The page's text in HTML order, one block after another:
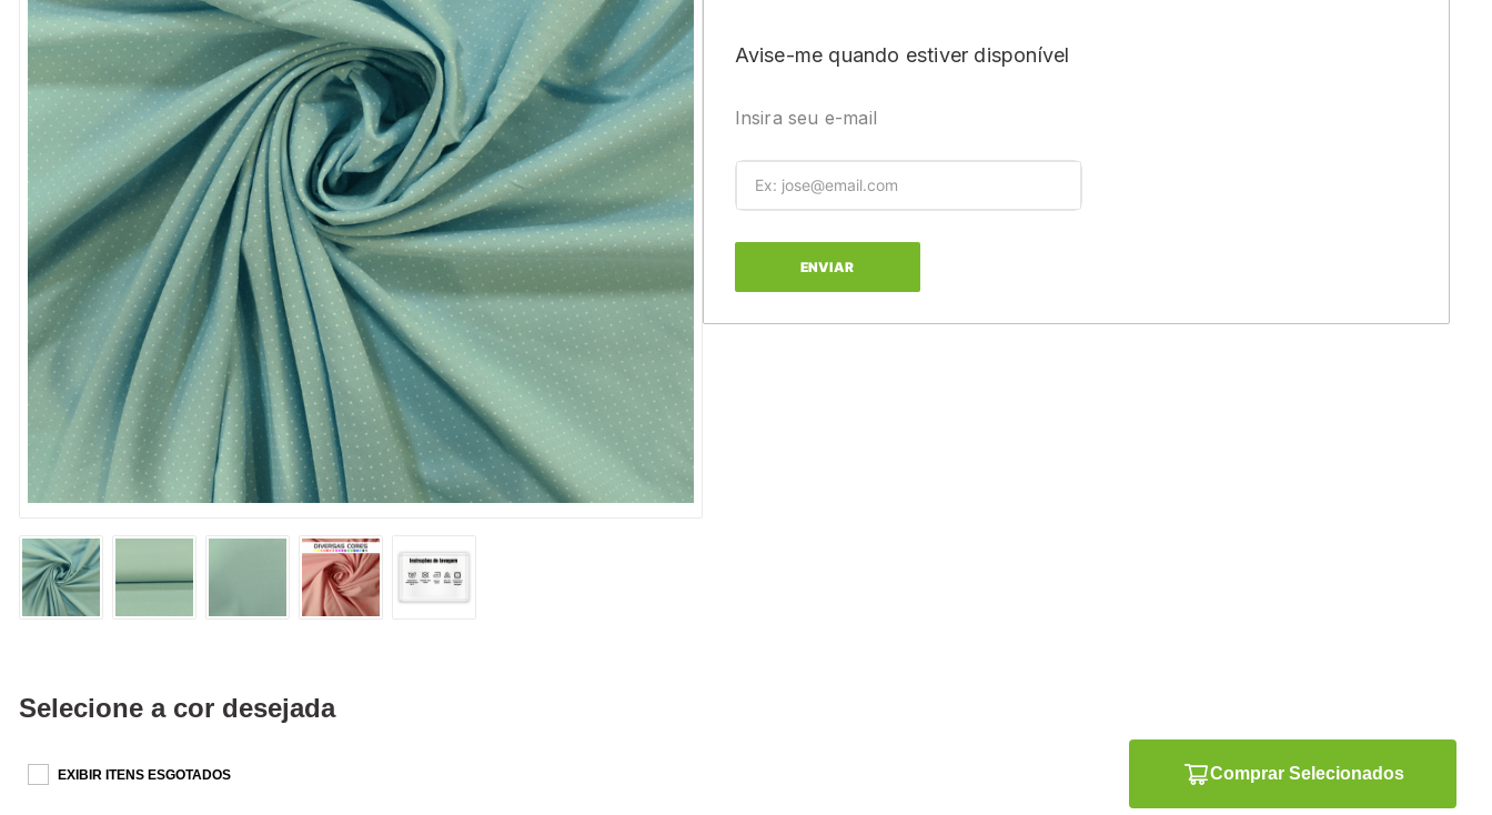
Avise-me quando estiver disponível
Insira seu e-mail
ENVIAR
Selecione a cor desejada
EXIBIR ITENS ESGOTADOS Comprar Selecionados
8º cola
9 º barbante
10º fita